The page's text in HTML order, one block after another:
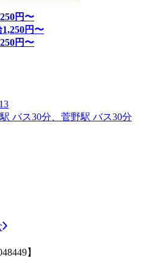
円〜
1,250円〜
円〜
バス30分、菅野駅 バス30分
】